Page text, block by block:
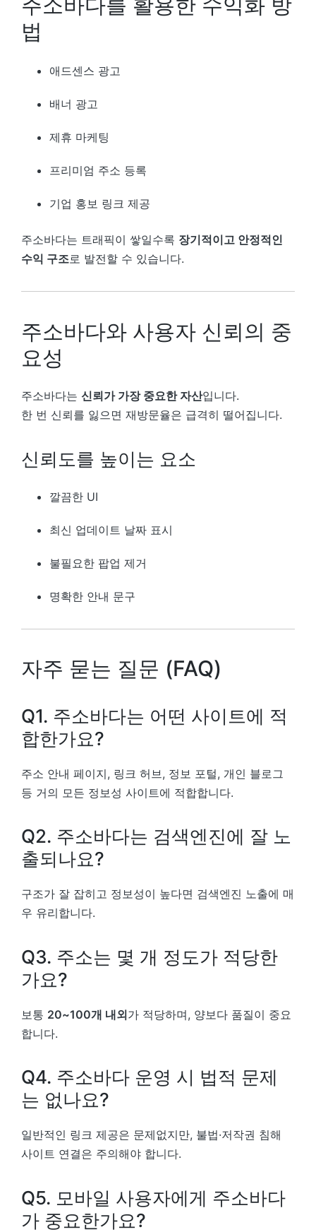
법
애드센스 광고
배너 광고
제휴 마케팅
프리미엄 주소 등록
기업 홍보 링크 제공
주소바다는 트래픽이 쌓일수록 장기적이고 안정적인
수익 구조로 발전할 수 있습니다.
주소바다와 사용자 신뢰의 중
요성
주소바다는 신뢰가 가장 중요한 자산입니다.
한 번 신뢰를 잃으면 재방문율은 급격히 떨어집니다.
신뢰도를 높이는 요소
깔끔한 UI
최신 업데이트 날짜 표시
불필요한 팝업 제거
명확한 안내 문구
자주 묻는 질문 (FAQ)
Q1. 주소바다는 어떤 사이트에 적
합한가요?
주소 안내 페이지, 링크 허브, 정보 포털, 개인 블로그
등 거의 모든 정보성 사이트에 적합합니다.
Q2. 주소바다는 검색엔진에 잘 노
출되나요?
구조가 잘 잡히고 정보성이 높다면 검색엔진 노출에 매
우 유리합니다.
Q3. 주소는 몇 개 정도가 적당한
가요?
보통 20~100개 내외가 적당하며, 양보다 품질이 중요
합니다.
Q4. 주소바다 운영 시 법적 문제
는 없나요?
일반적인 링크 제공은 문제없지만, 불법·저작권 침해
사이트 연결은 주의해야 합니다.
Q5. 모바일 사용자에게 주소바다
가 중요한가요?